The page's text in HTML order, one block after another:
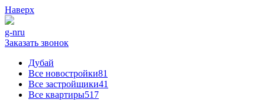
Наверх
g-nru
Заказать звонок
Дубай
Все новостройки81
Все застройщики41
Все квартиры517